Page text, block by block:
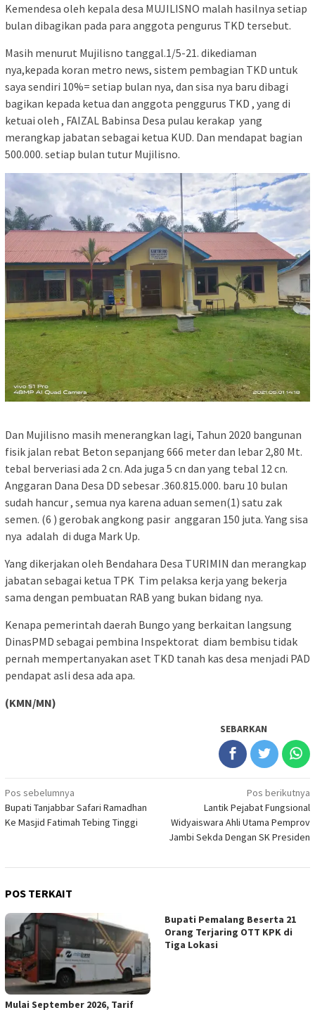
Kemendesa oleh kepala desa MUJILISNO malah hasilnya setiap
bulan dibagikan pada para anggota pengurus TKD tersebut.
Masih menurut Mujilisno tanggal.1/5-21. dikediaman
nya,kepada koran metro news, sistem pembagian TKD untuk
saya sendiri 10%= setiap bulan nya, dan sisa nya baru dibagi
bagikan kepada ketua dan anggota penggurus TKD , yang di
ketuai oleh , FAIZAL Babinsa Desa pulau kerakap yang
merangkap jabatan sebagai ketua KUD. Dan mendapat bagian
500.000. setiap bulan tutur Mujilisno.
Dan Mujilisno masih menerangkan lagi, Tahun 2020 bangunan
fisik jalan rebat Beton sepanjang 666 meter dan lebar 2,80 Mt.
tebal berveriasi ada 2 cn. Ada juga 5 cn dan yang tebal 12 cn.
Anggaran Dana Desa DD sebesar .360.815.000. baru 10 bulan
sudah hancur , semua nya karena aduan semen(1) satu zak
semen. (6 ) gerobak angkong pasir anggaran 150 juta. Yang sisa
nya adalah di duga Mark Up.
Yang dikerjakan oleh Bendahara Desa TURIMIN dan merangkap
jabatan sebagai ketua TPK Tim pelaksa kerja yang bekerja
sama dengan pembuatan RAB yang bukan bidang nya.
Kenapa pemerintah daerah Bungo yang berkaitan langsung
DinasPMD sebagai pembina Inspektorat diam bembisu tidak
pernah mempertanyakan aset TKD tanah kas desa menjadi PAD
pendapat asli desa ada apa.
(KMN/MN)
SEBARKAN
Navigasi
pos
Pos sebelumnya
Bupati Tanjabbar Safari Ramadhan
Ke Masjid Fatimah Tebing Tinggi
Pos berikutnya
Lantik Pejabat Fungsional
Widyaiswara Ahli Utama Pemprov
Jambi Sekda Dengan SK Presiden
POS TERKAIT
Mulai September 2026, Tarif
Bupati Pemalang Beserta 21
Orang Terjaring OTT KPK di
Tiga Lokasi